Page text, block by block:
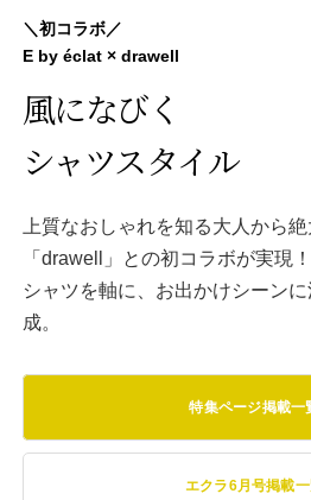
＼初コラボ／
E by éclat × drawell
風になびく
シャツスタイル
上質なおしゃれを知る大人から
「drawell」との初コラボが実現
シャツを軸に、お出かけシーン
成。
特集ページ掲載一
エクラ6月号掲載